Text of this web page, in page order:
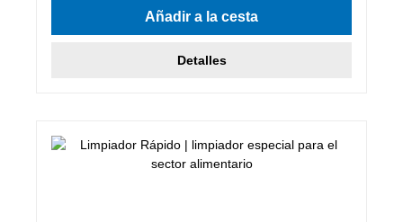
Añadir a la cesta
Detalles